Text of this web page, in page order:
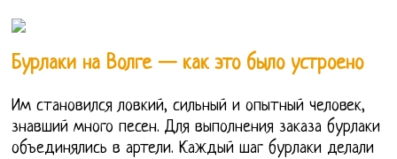
Бурлаки на Волге — как это было устроено
Им становился ловкий, сильный и опытный человек,
знавший много песен. Для выполнения заказа бурлаки
объединялись в артели. Каждый шаг бурлаки делали